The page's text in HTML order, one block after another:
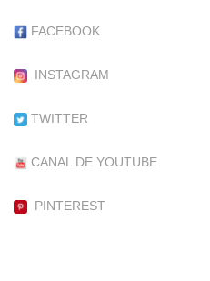
FACEBOOK
INSTAGRAM
TWITTER
CANAL DE YOUTUBE
PINTEREST